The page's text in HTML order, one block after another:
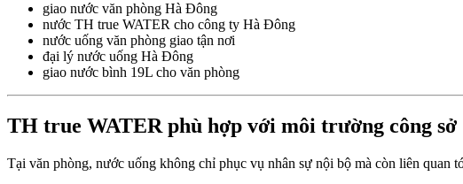
giao nước văn phòng Hà Đông
nước TH true WATER cho công ty Hà Đông
nước uống văn phòng giao tận nơi
đại lý nước uống Hà Đông
giao nước bình 19L cho văn phòng
TH true WATER phù hợp với môi trường công sở
Tại văn phòng, nước uống không chỉ phục vụ nhân sự nội bộ mà còn liên quan